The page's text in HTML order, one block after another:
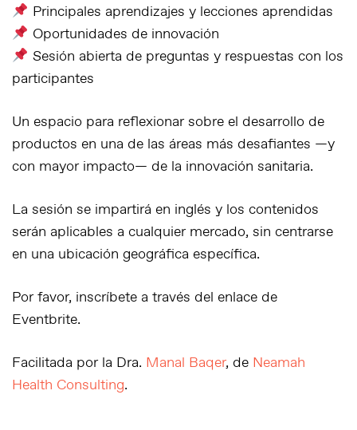
Principales aprendizajes y lecciones aprendidas
Oportunidades de innovación
Sesión abierta de preguntas y respuestas con los
participantes
Un espacio para reflexionar sobre el desarrollo de
productos en una de las áreas más desafiantes —y
con mayor impacto— de la innovación sanitaria.
La sesión se impartirá en inglés y los contenidos
serán aplicables a cualquier mercado, sin centrarse
en una ubicación geográfica específica.
Por favor, inscríbete a través del enlace de
Eventbrite.
Facilitada por la Dra. Manal Baqer, de Neamah
Health Consulting.